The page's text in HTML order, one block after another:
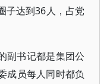
子达到36人，占党
副书记都是集团公
成员每人同时都负